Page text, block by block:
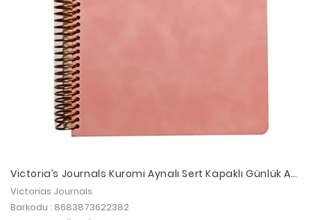
Victoria’s Journals Kuromi Aynalı Sert Kapaklı Günlük A6
192sf. 100gr.Renkli Sayfa
Victorias Journals
Barkodu : 8683873622382